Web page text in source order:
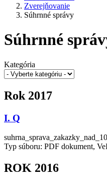
Zverejňovanie
Súhrnné správy
Súhrnné
Kategória
Rok 2017
I. Q
Typ súboru: PDF dokument,
ROK 2016